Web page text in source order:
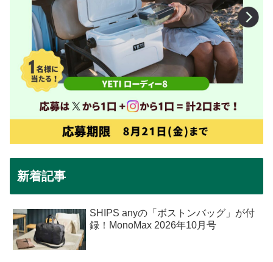
新着記事
SHIPS anyの「ボストンバッグ」が付
録！MonoMax 2026年10月号